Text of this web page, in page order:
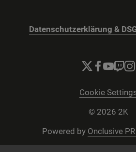
Datenschutzerklärung &
Cookie
© 2026 2K
Powered by Onclusive